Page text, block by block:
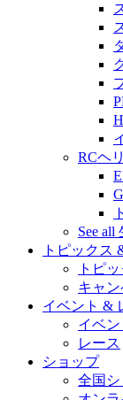
RCヘ
See
トピックス
トピ
キャ
イベント &
イベン
レース
ショップ
全国